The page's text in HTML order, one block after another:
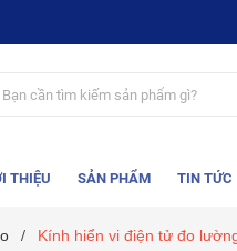
THIỆU SẢN PHẨM TIN TỨC
/ Kính hiển vi điện tử đo